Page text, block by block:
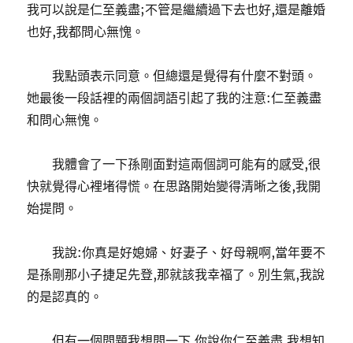
我可以說是仁至義盡;不管是繼續過下去也好,還是離婚
也好,我都問心無愧。
我點頭表示同意。但總還是覺得有什麼不對頭。
她最後一段話裡的兩個詞語引起了我的注意:仁至義盡
和問心無愧。
我體會了一下孫剛面對這兩個詞可能有的感受,很
快就覺得心裡堵得慌。在思路開始變得清晰之後,我開
始提問。
我說:你真是好媳婦、好妻子、好母親啊,當年要不
是孫剛那小子捷足先登,那就該我幸福了。別生氣,我說
的是認真的。